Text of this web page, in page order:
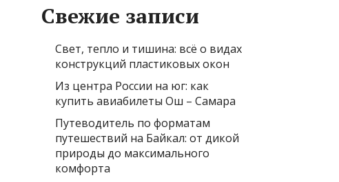
Свежие записи
Свет, тепло и тишина: всё о видах
конструкций пластиковых окон
Из центра России на юг: как
купить авиабилеты Ош – Самара
Путеводитель по форматам
путешествий на Байкал: от дикой
природы до максимального
комфорта